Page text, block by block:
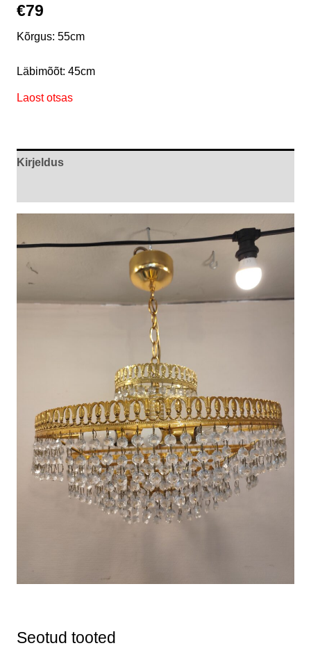
€79
Kõrgus: 55cm
Läbimõõt: 45cm
Laost otsas
Kirjeldus
Seotud tooted